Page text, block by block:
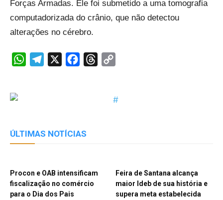
Forças Armadas. Ele foi submetido a uma tomografia
computadorizada do crânio, que não detectou
alterações no cérebro.
WhatsAppTelegram FacebookThreads
ÚLTIMAS NOTÍCIAS
Procon e OAB intensificam
fiscalização no comércio
para o Dia dos Pais
Feira de Santana alcança
maior Ideb de sua história e
supera meta estabelecida